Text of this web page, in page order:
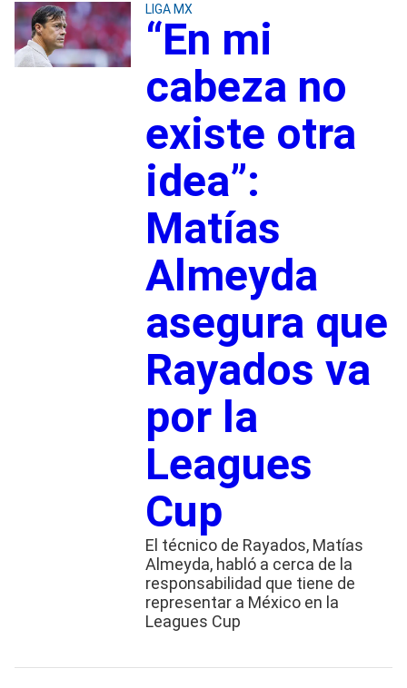
LIGA MX
“En mi
cabeza no
existe otra
idea”:
Matías
Almeyda
asegura que
Rayados va
por la
Leagues
Cup
El técnico de Rayados, Matías
Almeyda, habló a cerca de la
responsabilidad que tiene de
representar a México en la
Leagues Cup